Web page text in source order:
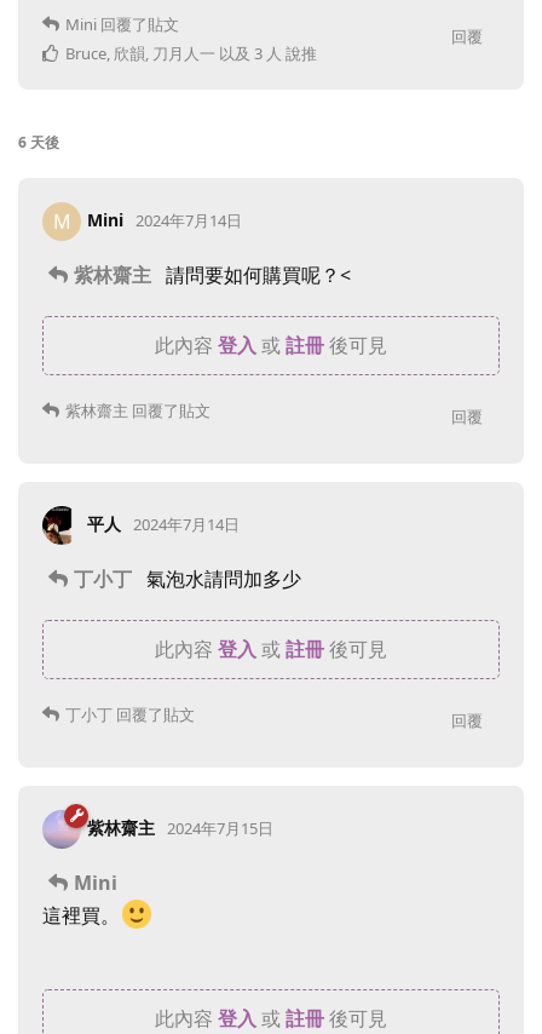
回覆
Mini 回覆了貼文
Bruce, 欣韻, 刀月人一 以及 3 人 說推
6 天後
M Mini 2024年7月14日
紫林齋主 請問要如何購買呢？<
此內容 登入 或註冊後可見
回覆
紫林齋主 回覆了貼文
平人 2024年7月14日
丁小丁 氣泡水請問加多少
此內容 登入 或註冊後可見
回覆
丁小丁 回覆了貼文
紫林齋主 2024年7月15日
Mini
這裡買。
此內容 登入或註冊後可見